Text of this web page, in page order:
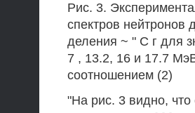
Рис. 3.
спектров нейтронов
деления ~ " С г для
7 , 13.2, 16 и 17.7
соотношением (2)
"На рис. 3 видно,